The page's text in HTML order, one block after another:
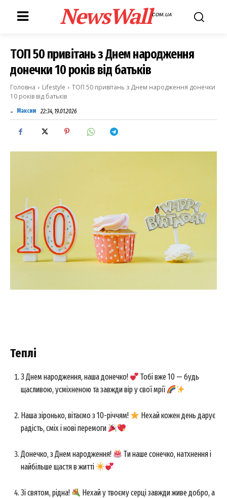
NewsWallCOM.UA
ТОП 50 привітань з Днем народження
донечки 10 років від батьків
Головна Lifestyle
ТОП 50 привітань з Днем народження донечки
10 років від батьків
- Максим 22:34, 19.01.2026
Теплі
З Днем народження, наша донечко!
Тобі вже 10 — будь
щасливою, усміхненою та завжди вір у свої мрії
Наша зіронько, вітаємо з 10-річчям!
Нехай кожен день дарує
радість, сміх і нові перемоги
Донечко, з Днем народження!
Ти наше сонечко, натхнення і
найбільше щастя в житті
Зі святом, рідна!
Нехай у твоєму серці завжди живе добро, а